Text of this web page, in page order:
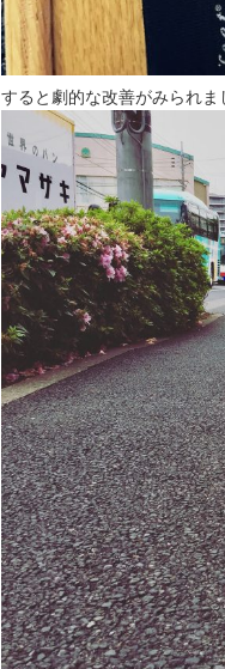
すると劇的な改善がみられま